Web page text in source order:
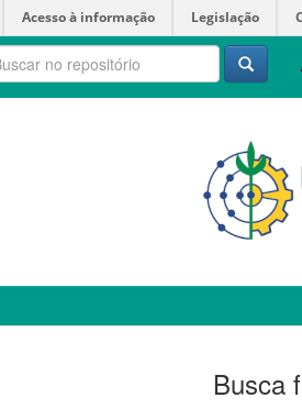
Acesso à informação Legislação
Busca